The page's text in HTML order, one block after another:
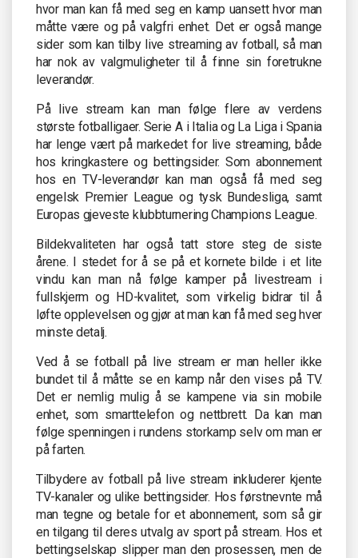
hvor man kan få med seg en kamp uansett hvor man
måtte være og på valgfri enhet. Det er også mange
sider som kan tilby live streaming av fotball, så man
har nok av valgmuligheter til å finne sin foretrukne
leverandør.
På live stream kan man følge flere av verdens
største fotballigaer. Serie A i Italia og La Liga i Spania
har lenge vært på markedet for live streaming, både
hos kringkastere og bettingsider. Som abonnement
hos en TV-leverandør kan man også få med seg
engelsk Premier League og tysk Bundesliga, samt
Europas gjeveste klubbturnering Champions League.
Bildekvaliteten har også tatt store steg de siste
årene. I stedet for å se på et kornete bilde i et lite
vindu kan man nå følge kamper på livestream i
fullskjerm og HD-kvalitet, som virkelig bidrar til å
løfte opplevelsen og gjør at man kan få med seg hver
minste detalj.
Ved å se fotball på live stream er man heller ikke
bundet til å måtte se en kamp når den vises på TV.
Det er nemlig mulig å se kampene via sin mobile
enhet, som smarttelefon og nettbrett. Da kan man
følge spenningen i rundens storkamp selv om man er
på farten.
Tilbydere av fotball på live stream inkluderer kjente
TV-kanaler og ulike bettingsider. Hos førstnevnte må
man tegne og betale for et abonnement, som så gir
en tilgang til deres utvalg av sport på stream. Hos et
bettingselskap slipper man den prosessen, men de